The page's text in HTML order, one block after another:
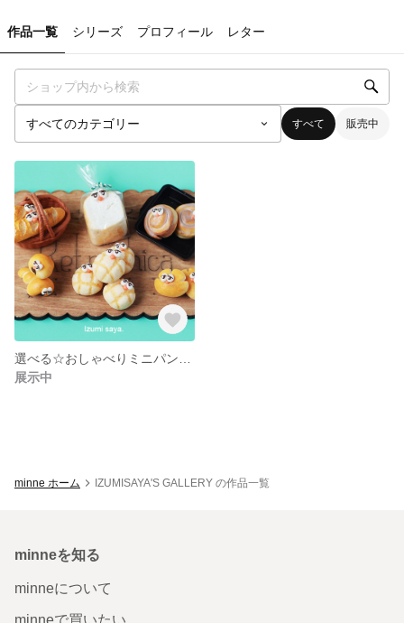
作品一覧 シリーズ プロフィール レター
すべて 販売中
展示中
minne ホーム IZUMISAYA'S GALLERY の作品一覧
minneを知る
minneについて
minneで買いたい